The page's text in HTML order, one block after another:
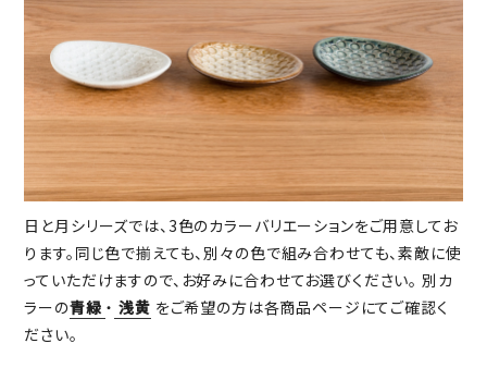
日と月シリーズでは、3色のカラーバリエーションをご用意してお
ります。同じ色で揃えても、別々の色で組み合わせても、素敵に使
っていただけますので、お好みに合わせてお選びください。 別カ
ラーの青緑 ・ 浅黄 をご希望の方は各商品ページにてご確認く
ださい。